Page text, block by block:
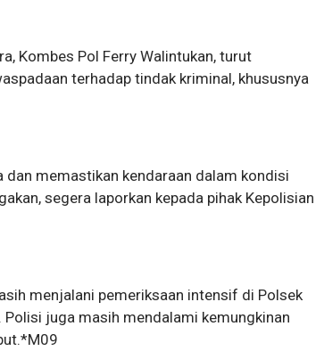
Kombes Pol Ferry Walintukan, turut
terhadap tindak kriminal, khususnya
dan memastikan kendaraan dalam kondisi
segera laporkan kepada pihak Kepolisian
menjalani pemeriksaan intensif di Polsek
juga masih mendalami kemungkinan